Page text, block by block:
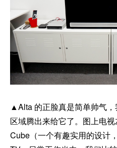
▲Alta 的正脸真是简单帅气
区域腾出来给它了。图上电
Cube（一个有趣实用的设计